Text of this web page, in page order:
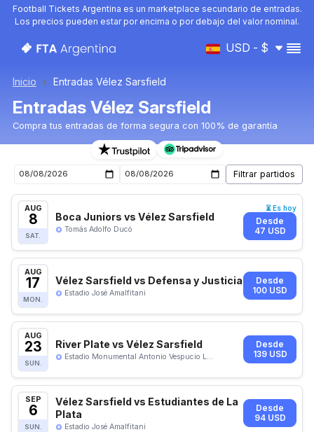
Football Tickets Argentina es un marketplace secundario de entradas.
Los precios pueden estar por encima o por debajo del valor nominal.
USD - $
Inicio Entradas Vélez Sarsfield
Entradas Vélez Sarsfield
Compra tus entradas de forma segura con 100% de garantía
Entradas para el próximo partido de Vélez Sarsfield
AUG
8
SAT.
Boca Juniors vs Vélez Sarsfield
Tomás Adolfo Ducó
⏳ Es hoy
Desde
47 USD
AUG
17
MON.
Vélez Sarsfield vs Defensa y Justicia
Estadio José Amalfitani
Desde
100 USD
AUG
23
SUN.
River Plate vs Vélez Sarsfield
Estadio Monumental Antonio Vespucio L...
Desde
139 USD
SEP
6
SUN.
Vélez Sarsfield vs Estudiantes de La
Plata
Estadio José Amalfitani
Desde
94 USD